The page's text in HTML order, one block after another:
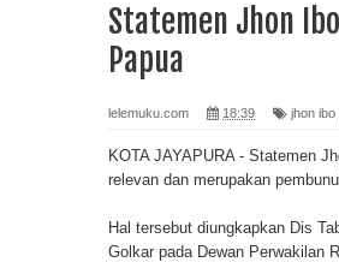
Rumah Pribadi Terbakar Di Hamadi Jayapura
Jayapura Terima Laporan Hilangnya
Medlama Sebut Pemprov Papua Siapkan
Statemen Jhon
Papua
lelemuku.com 18:39 jhon ibo
KOTA JAYAPURA - Statemen
relevan dan merupakan
Hal tersebut diungkapkan Dis
Golkar pada Dewan Perwakilan